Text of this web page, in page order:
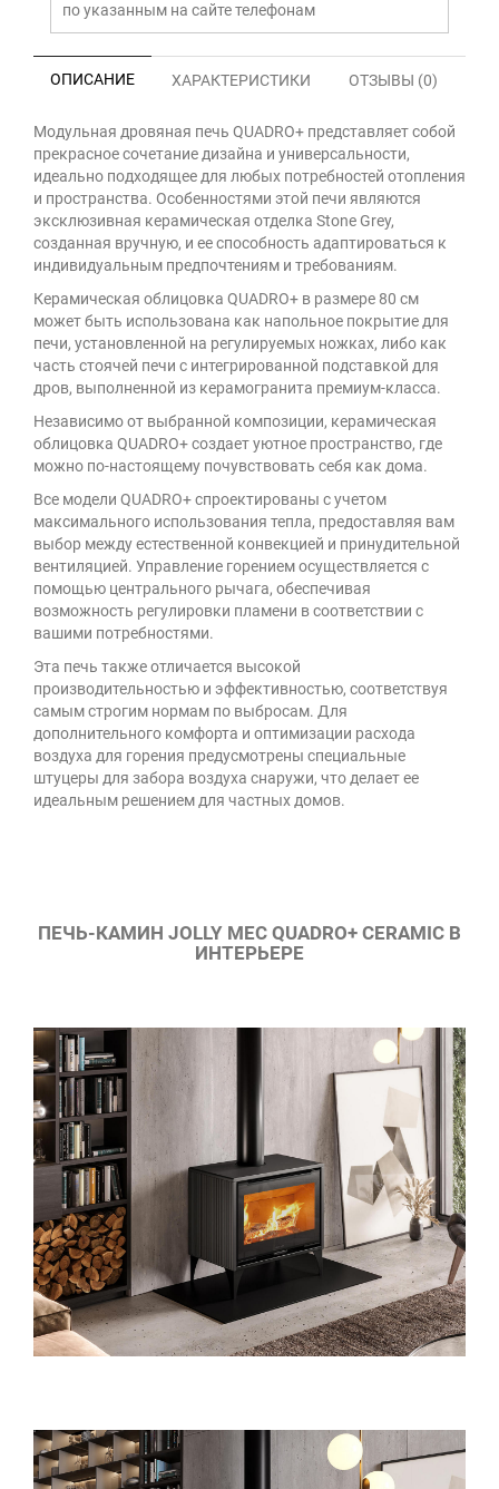
по указанным на сайте телефонам
ОПИСАНИЕ ХАРАКТЕРИСТИКИ ОТЗЫВЫ (0)
Модульная дровяная печь QUADRO+ представляет собой
прекрасное сочетание дизайна и универсальности,
идеально подходящее для любых потребностей отопления
и пространства. Особенностями этой печи являются
эксклюзивная керамическая отделка Stone Grey,
созданная вручную, и ее способность адаптироваться к
индивидуальным предпочтениям и требованиям.
Керамическая облицовка QUADRO+ в размере 80 см
может быть использована как напольное покрытие для
печи, установленной на регулируемых ножках, либо как
часть стоячей печи с интегрированной подставкой для
дров, выполненной из керамогранита премиум-класса.
Независимо от выбранной композиции, керамическая
облицовка QUADRO+ создает уютное пространство, где
можно по-настоящему почувствовать себя как дома.
Все модели QUADRO+ спроектированы с учетом
максимального использования тепла, предоставляя вам
выбор между естественной конвекцией и принудительной
вентиляцией. Управление горением осуществляется с
помощью центрального рычага, обеспечивая
возможность регулировки пламени в соответствии с
вашими потребностями.
Эта печь также отличается высокой
производительностью и эффективностью, соответствуя
самым строгим нормам по выбросам. Для
дополнительного комфорта и оптимизации расхода
воздуха для горения предусмотрены специальные
штуцеры для забора воздуха снаружи, что делает ее
идеальным решением для частных домов.
ПЕЧЬ-КАМИН JOLLY MEC QUADRO+ CERAMIC В
ИНТЕРЬЕРЕ